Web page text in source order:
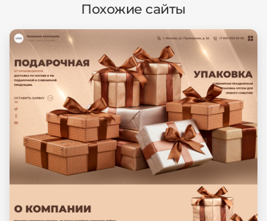
Похожие сайты